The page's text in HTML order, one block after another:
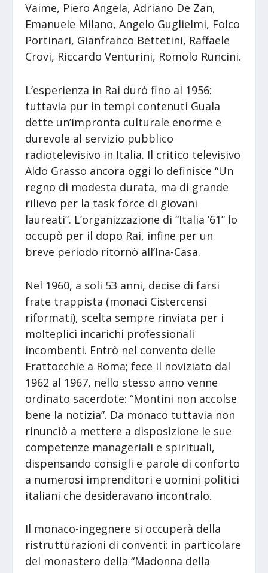
Vaime, Piero Angela, Adriano De Zan,
Emanuele Milano, Angelo Guglielmi, Folco
Portinari, Gianfranco Bettetini, Raffaele
Crovi, Riccardo Venturini, Romolo Runcini.
L’esperienza in Rai durò fino al 1956:
tuttavia pur in tempi contenuti Guala
dette un’impronta culturale enorme e
durevole al servizio pubblico
radiotelevisivo in Italia. Il critico televisivo
Aldo Grasso ancora oggi lo definisce “Un
regno di modesta durata, ma di grande
rilievo per la task force di giovani
laureati”. L’organizzazione di “Italia ’61” lo
occupò per il dopo Rai, infine per un
breve periodo ritornò all’Ina-Casa.
Nel 1960, a soli 53 anni, decise di farsi
frate trappista (monaci Cistercensi
riformati), scelta sempre rinviata per i
molteplici incarichi professionali
incombenti. Entrò nel convento delle
Frattocchie a Roma; fece il noviziato dal
1962 al 1967, nello stesso anno venne
ordinato sacerdote: “Montini non accolse
bene la notizia”. Da monaco tuttavia non
rinunciò a mettere a disposizione le sue
competenze manageriali e spirituali,
dispensando consigli e parole di conforto
a numerosi imprenditori e uomini politici
italiani che desideravano incontralo.
Il monaco-ingegnere si occuperà della
ristrutturazioni di conventi: in particolare
del monastero della “Madonna della